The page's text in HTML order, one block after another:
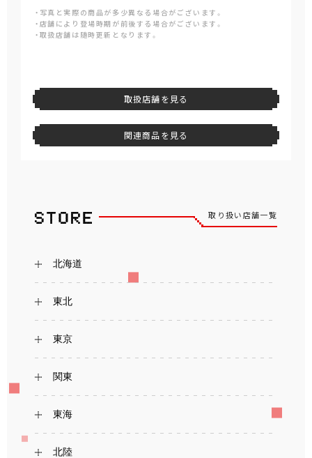
・写真と実際の商品が多少異なる場合がございます。
・店舗により登場時期が前後する場合がございます。
・取扱店舗は随時更新となります。
取扱店舗を見る
関連商品を見る
取り扱い店舗一覧
北海道
東北
東京
関東
東海
北陸